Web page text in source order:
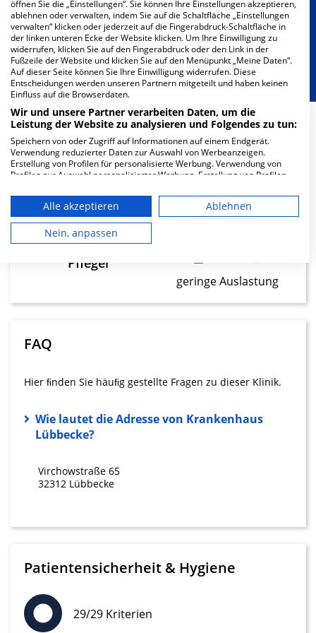
Besondere Merkmale
Berücksichtigung von besonderem
Ernährungsbedarf
27.62
Ärzte
geringe Auslastung
120.05
Pfleger
geringe Auslastung
FAQ
Hier ﬁnden Sie häuﬁg gestellte Fragen zu dieser Klinik.
Wie lautet die Adresse von Krankenhaus
Lübbecke?
Virchowstraße 65
32312 Lübbecke
Patientensicherheit & Hygiene
29/29 Kriterien
öffnen Sie die „Einstellungen“. Sie können Ihre Einstellungen akzeptieren,
ablehnen oder verwalten, indem Sie auf die Schaltfläche „Einstellungen
verwalten“ klicken oder jederzeit auf die Fingerabdruck-Schaltfläche in
der linken unteren Ecke der Website klicken. Um Ihre Einwilligung zu
widerrufen, klicken Sie auf den Fingerabdruck oder den Link in der
Fußzeile der Website und klicken Sie auf den Menüpunkt „Meine Daten“.
Auf dieser Seite können Sie Ihre Einwilligung widerrufen. Diese
Entscheidungen werden unseren Partnern mitgeteilt und haben keinen
Einfluss auf die Browserdaten.
Wir und unsere Partner verarbeiten Daten, um die
Leistung der Website zu analysieren und Folgendes zu tun:
Speichern von oder Zugriff auf Informationen auf einem Endgerät.
Verwendung reduzierter Daten zur Auswahl von Werbeanzeigen.
Erstellung von Profilen für personalisierte Werbung. Verwendung von
Profilen zur Auswahl personalisierter Werbung. Erstellung von Profilen
personalisierter Inhalte. Messung der Werbeleistung. Messung der
Performance von Inhalten. Analyse von Zielgruppen durch Statistiken
oder Kombinationen von Daten aus verschiedenen Quellen. Entwicklung
und Verbesserung der Angebote. Verwendung reduzierter Daten zur
Auswahl von Inhalten.
die USA gesendet werden.
Ihre Einwilligung und die cookie Richtlinie gelten ausschließlich für diese
IAB-Verarbeitungszwecke:
Informationen auf einem Endgerät
von Werbeanzeigen
Verwendung von Profilen zur Auswahl
Erstellung von Profilen zur Personalisierung
Verwendung von Profilen zur Auswahl
Messung der Werbeleistung
Alle akzeptieren
Ablehnen
Nein, anpassen